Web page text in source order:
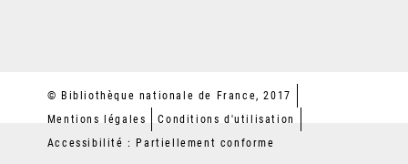
© Bibliothèque nationale de France, 2017
Mentions légales
Conditions d'utilisation
Accessibilité : Partiellement conforme